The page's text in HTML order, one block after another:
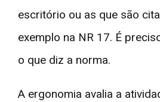
escritório ou as que são
exemplo na NR 17. É
o que diz a norma.
A ergonomia avalia a